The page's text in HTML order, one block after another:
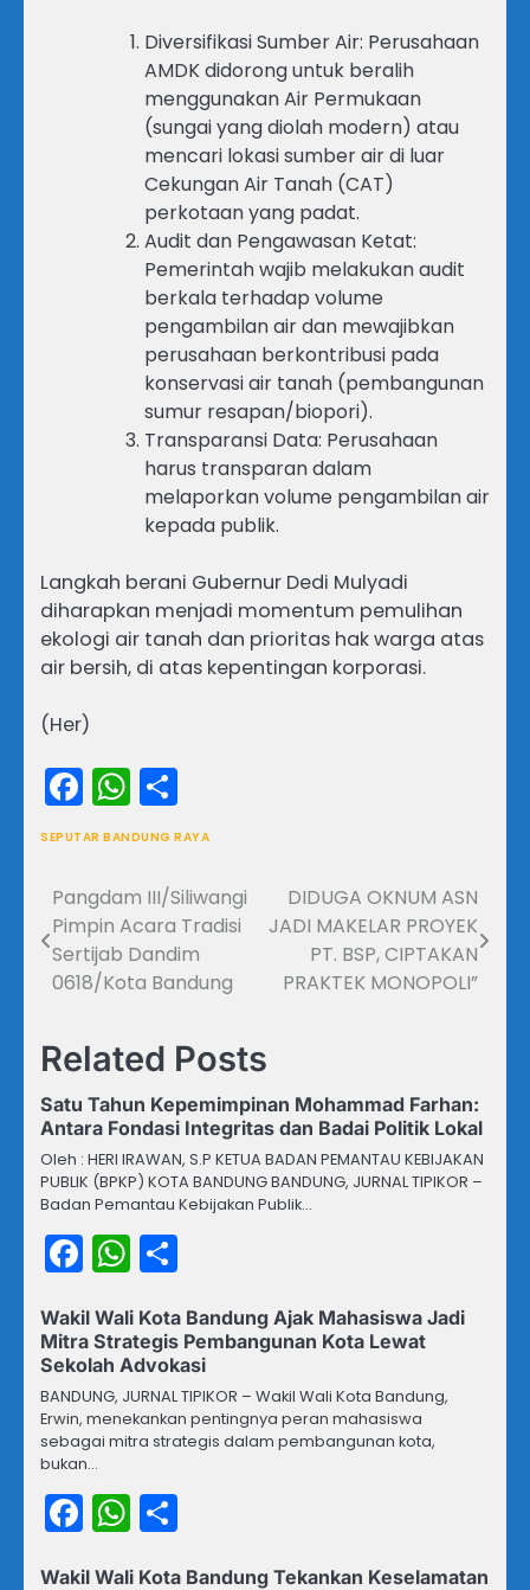
Diversifikasi Sumber Air: Perusahaan
AMDK didorong untuk beralih
menggunakan Air Permukaan
(sungai yang diolah modern) atau
mencari lokasi sumber air di luar
Cekungan Air Tanah (CAT)
perkotaan yang padat.
Audit dan Pengawasan Ketat:
Pemerintah wajib melakukan audit
berkala terhadap volume
pengambilan air dan mewajibkan
perusahaan berkontribusi pada
konservasi air tanah (pembangunan
sumur resapan/biopori).
Transparansi Data: Perusahaan
harus transparan dalam
melaporkan volume pengambilan air
kepada publik.
Langkah berani Gubernur Dedi Mulyadi
diharapkan menjadi momentum pemulihan
ekologi air tanah dan prioritas hak warga atas
air bersih, di atas kepentingan korporasi.
(Her)
Facebook
WhatsApp
SEPUTAR BANDUNG RAYA
Navigasi
pos
Pangdam III/Siliwangi
Pimpin Acara Tradisi
Sertijab Dandim
0618/Kota Bandung
DIDUGA OKNUM ASN
JADI MAKELAR PROYEK
PT. BSP, CIPTAKAN
PRAKTEK MONOPOLI”
Related Posts
Satu Tahun Kepemimpinan Mohammad Farhan:
Antara Fondasi Integritas dan Badai Politik Lokal
Oleh : HERI IRAWAN, S.P KETUA BADAN PEMANTAU KEBIJAKAN
PUBLIK (BPKP) KOTA BANDUNG BANDUNG, JURNAL TIPIKOR –
Badan Pemantau Kebijakan Publik…
Facebook
WhatsApp
Wakil Wali Kota Bandung Ajak Mahasiswa Jadi
Mitra Strategis Pembangunan Kota Lewat
Sekolah Advokasi
BANDUNG, JURNAL TIPIKOR – Wakil Wali Kota Bandung,
Erwin, menekankan pentingnya peran mahasiswa
sebagai mitra strategis dalam pembangunan kota,
bukan…
Facebook
WhatsApp
Wakil Wali Kota Bandung Tekankan Keselamatan